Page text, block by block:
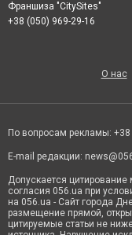
Франшиза "CitySites"
+38 (050) 969-29-16
О нас
По вопросам рекламы: +38
E-mail редакции:
Допускается цитирование
согласия 056.ua при
на 056.ua - Сайт города
размещение прямой,
цитируемые статьи не